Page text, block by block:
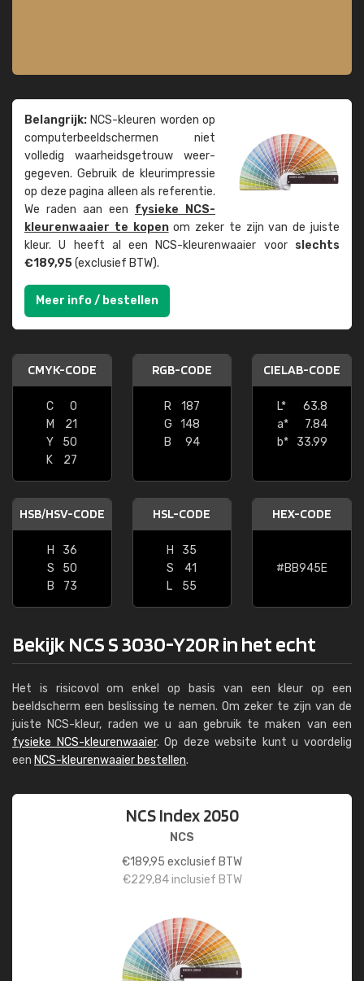
Belangrijk: NCS-kleuren worden op
computer­beeld­schermen niet
volledig waarheids­­getrouw weer­
gegeven. Gebruik de kleur­impressie
op deze pagina alleen als referentie.
We raden aan een fysieke NCS-
kleuren­waaier te kopenom zeker te zijn van de juiste
kleur. U heeft al een NCS-kleuren­waaier voor slechts
€189,95(exclusief BTW).
Meer info / bestellen
CMYK-CODE
C
0
M
21
Y
50
K
27
RGB-CODE
R
187
G
148
B
94
CIELAB-CODE
L*
63.8
a*
7.84
b*
33.99
HSB/HSV-CODE
H
36
S
50
B
73
HSL-CODE
H
35
S
41
L
55
HEX-CODE
#BB945E
Bekijk NCS S 3030-Y20R in het echt
Het is risicovol om enkel op basis van een kleur op een
beeldscherm een beslissing te nemen. Om zeker te zijn van de
juiste NCS-kleur, raden we u aan gebruik te maken van een
fysieke NCS-kleurenwaaier. Op deze website kunt u voordelig
een NCS-kleurenwaaier bestellen.
NCS Index 2050
NCS
€189,95 exclusief BTW
€229,84inclusief BTW